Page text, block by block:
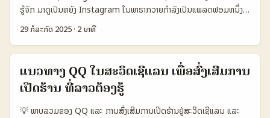
influencer ຜ່ານ Line ແລະ vlog ແມ່ນກຳລັງເປັນທາງເລືອກທີ່ມີຄວາມສໍາ
ເລັດສູງ ໃນຕະຫຼາດ Latin America. ...
ການເປັນແບຣນດາດ້ວຍ WhatsApp ຟີເຈີບໍລິການທີ່ຂໍໄດ້ບໍ? ນະຄອນແມັກ
ດອນຽກາ 800,000+ ສ້າງກຸ່ມສົນທະນາພາຍໃນແບຣນດາ ແບບຟອມຕິດຕໍ່ກັບ
ສົນໃຈ ແລະ ສື່ສານຕໍ່ເນື້ອຫາລະອຽດ ຂໍຟີເຈີຜ່ານບລັອກອອນລາຍ ການຕິດຕໍ່
ລູກຄ້າ 85% ໃຊ້ WhatsApp ເປັນຕົ້ນທາງສື່ສານ ສາມາດຂໍຟີເຈີຜ່ານ Chat
ແລະ Video Call ການສ້າງຄວາມສໍາພັນໃຫ້ແບຣນດາ ຈາກຕາຕະລາງດ້ານເທິງ,
ເຫັນໄດ້ວ່າ WhatsApp ເປັນແພລດຟອມທີ່ມີຜົນກະທົບຕໍ່ການສ້າງແບຣນດາໃນ
ນະຄອນແມັກດອນຽກາຢ່າງຊັດເຈນ. ຜູ້ຕິດຕາມສາມາດເຂົ້າຮ່ວມກຸ່ມສື່ສານ ແລະຂໍ
ຮູ້ຈັກ ມາດູເປັນຫຍັງ Instagram ໃນພາຣາກວາຍກຳລັງເປັນແພລດຟອມຫນຶ່ງທີ່
ເປັນແຫຼ່ງເນື້ອຫາທົ່ວໂລກໃນການຕິດຕໍ່ຜູ້ຕິດຕາມ ແລະການຕະຫຼາດ. ສ່ວນຫຼາຍຢ່າງ
ມາຈາກ influencer ທີ່ເຮັດໃຫ້ຍີ່ຫໍ້ສາມາດເຂົ້າຮ່ວມກັບກຸ່ມເປົ້າໝາຍໄດ້ຢ່າງ
ສົມບູນ. ໃນພາຣາກວາຍ ພາຍໃນປີ 2025, ພວກເຮົາເຫັນວ່າ influencer
takeover ເປັນແນວທາງທີ່ເປັນປະໂຫຍດສໍາລັບຍີ່ຫໍ້ໃນການຂະຫຍາຍການ
ເຂົ້າຮ່ວມຂອງຜູ້ຕິດຕາມ ແລະສ້າງການຮ່ວມມືທີ່ແທ້ຈິງ. ຕາມຂ່າວສານຈາກ
informer (2025-07-27), ການເຮັດ influencer takeover ຊ່ວຍເພີ່ມ
ຄວາມສົນໃຈ ແລະເຮັດໃຫ້ຍີ່ຫໍ້ດູມີຊີວິດຫຼາຍຂຶ້ນໃນຕາມກຸ່ມຜູ້ໃຊ້ອອນໄລນ໌.
29 ກໍລະກົດ 2025· 2 ນາທີ
ແນວທາງ QQ ໃນສະວິດເຊີແລນ ເພື່ອສົ່ງເສີມການ
ເປີດຮ້ານ ທີ່ລາວຕ້ອງຮູ້
💡 ພາບລວມຂອງ QQ ແລະ ການສົ່ງເສີມການເປີດຮ້ານຢູ່ສະວິດເຊີແລນ ແລະ